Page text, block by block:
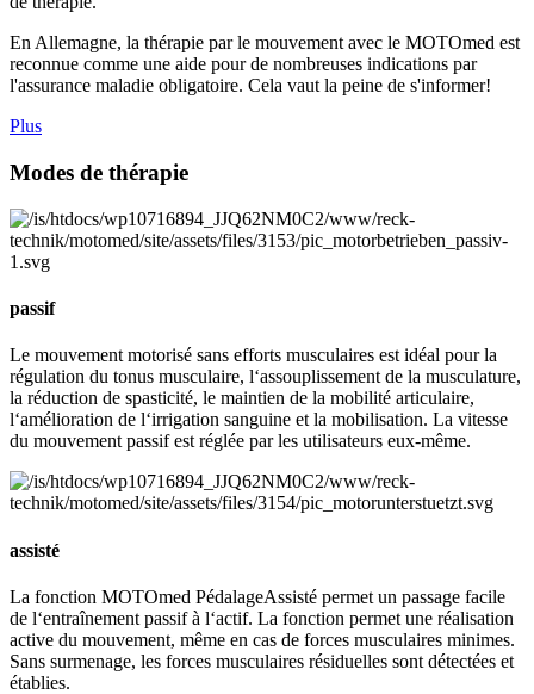
En Allemagne, la thérapie par le mouvement avec le MOTOmed est
reconnue comme une aide pour de nombreuses indications par
l'assurance maladie obligatoire. Cela vaut la peine de s'informer!
Plus
Modes de thérapie
passif
Le mouvement motorisé sans efforts musculaires est idéal pour la
régulation du tonus musculaire, l‘assouplissement de la musculature,
la réduction de spasticité, le maintien de la mobilité articulaire,
l‘amélioration de l‘irrigation sanguine et la mobilisation. La vitesse
du mouvement passif est réglée par les utilisateurs eux-même.
assisté
La fonction MOTOmed PédalageAssisté permet un passage facile
de l‘entraînement passif à l‘actif. La fonction permet une réalisation
active du mouvement, même en cas de forces musculaires minimes.
Sans surmenage, les forces musculaires résiduelles sont détectées et
établies.